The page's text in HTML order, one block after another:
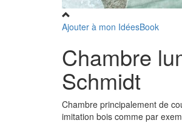
Ajouter à mon IdéesBook
Chambre
Schmidt
Chambre principalement de
imitation bois comme par